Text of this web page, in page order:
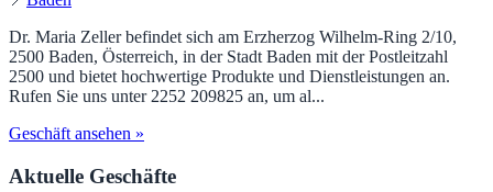
Dr. Maria Zeller befindet sich am Erzherzog Wilhelm-Ring 2/10,
2500 Baden, Österreich, in der Stadt Baden mit der Postleitzahl
2500 und bietet hochwertige Produkte und Dienstleistungen an.
Rufen Sie uns unter 2252 209825 an, um al...
Geschäft ansehen »
Aktuelle Geschäfte